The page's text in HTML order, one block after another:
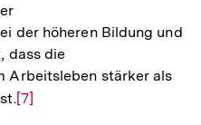
der höheren Bildung und
dass die
Arbeitsleben stärker als
Zur
[7]